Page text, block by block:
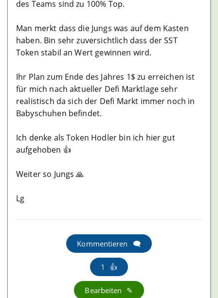
Bitstamp Erfahrungen
Bitmex Erfahrungen
Uniswap Erfahrungen
Kraken Erfahrungen
Poloniex Erfahrungen
Phemex Erfahrungen
Huobi Erfahrungen
KuCoin Erfahrungen
Masternode Anbieter
StakeCube Erfahrungen
Simplepospool Erfahrungen
Bitcoinsuisse Erfahrungen
Crowdnode Erfahrungen
des Teams sind zu 100% Top.
Man merkt dass die Jungs was auf dem Kasten
haben. Bin sehr zuversichtlich dass der SST
Token stabil an Wert gewinnen wird.
Ihr Plan zum Ende des Jahres 1$ zu erreichen ist
für mich nach aktueller Defi Marktlage sehr
realistisch da sich der Defi Markt immer noch in
Babyschuhen befindet.
Ich denke als Token Hodler bin ich hier gut
aufgehoben 👍
Weiter so Jungs 🙏
Lg
Kommentieren
1
Bearbeiten